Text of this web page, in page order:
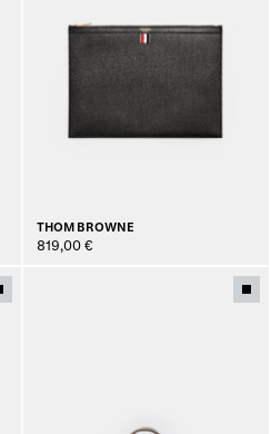
THOM BROWNE
819,00 €